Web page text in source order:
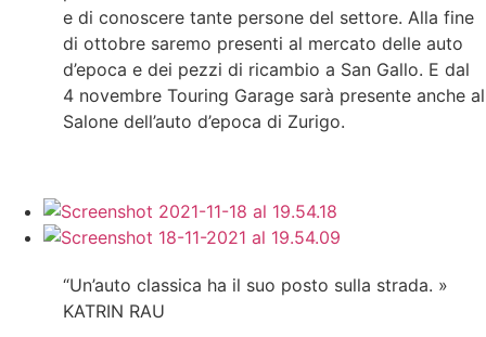
e di conoscere tante persone del settore. Alla fine
di ottobre saremo presenti al mercato delle auto
d’epoca e dei pezzi di ricambio a San Gallo. E dal
4 novembre Touring Garage sarà presente anche al
Salone dell’auto d’epoca di Zurigo.
“Un’auto classica ha il suo posto sulla strada. »
KATRIN RAU